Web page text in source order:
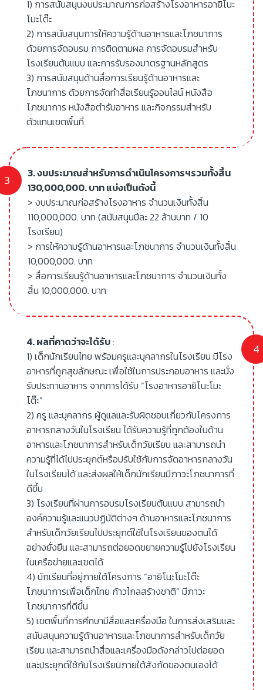
1) การสนับสนุนงบประมาณการก่อสร้างโรงอาหารอายิโนะ
โมะโต๊ะ
2) การสนับสนุนการให้ความรู้ด้านอาหารและโภชนาการ
ด้วยการจัดอบรม การติดตามผล การจัดอบรมสำหรับ
โรงเรียนต้นแบบ และการรับรองมาตรฐานหลักสูตร
3) การสนับสนุนด้านสื่อการเรียนรู้ด้านอาหารและ
โภชนาการ ด้วยการจัดทำสื่อเรียนรู้ออนไลน์ หนังสือ
โภชนาการ หนังสือตำรับอาหาร และกิจกรรมสำหรับ
ตัวแทนเขตพื้นที่
3. งบประมาณสำหรับการดำเนินโครงการฯรวมทั้งสิ้น
130,000,000. บาท แบ่งเป็นดังนี้
> งบประมาณก่อสร้างโรงอาหาร จำนวนเงินทั้งสิ้น
110,000,000. บาท (สนับสนุนปีละ 22 ล้านบาท / 10
โรงเรียน)
> การให้ความรู้ด้านอาหารและโภชนาการ จำนวนเงินทั้งสิ้น
10,000,000. บาท
> สื่อการเรียนรู้ด้านอาหารและโภชนาการ จำนวนเงินทั้ง
สิ้น 10,000,000. บาท
4. ผลที่คาดว่าจะได้รับ:
1) เด็กนักเรียนไทย พร้อมครูและบุคลากรในโรงเรียน มีโรง
อาหารที่ถูกสุขลักษณะ เพื่อใช้ในการประกอบอาหาร และนั่ง
รับประทานอาหาร จากการได้รับ “โรงอาหารอายิโนะโมะ
โต๊ะ”
2) ครู และบุคลากร ผู้ดูแลและรับผิดชอบเกี่ยวกับโครงการ
อาหารกลางวันในโรงเรียน ได้รับความรู้ที่ถูกต้องในด้าน
อาหารและโภชนาการสำหรับเด็กวัยเรียน และสามารถนำ
ความรู้ที่ได้ไปประยุกต์หรือปรับใช้กับการจัดอาหารกลางวัน
ในโรงเรียนได้ และส่งผลให้เด็กนักเรียนมีภาวะโภชนาการที่
ดีขึ้น
3) โรงเรียนที่ผ่านการอบรมโรงเรียนต้นแบบ สามารถนำ
องค์ความรู้และแนวปฏิบัติต่างๆ ด้านอาหารและโภชนาการ
สำหรับเด็กวัยเรียนไปประยุกต์ใช้ในโรงเรียนของตนได้
อย่างยั่งยืน และสามารถต่อยอดขยายความรู้ไปยังโรงเรียน
ในเครือข่ายและเขตได้
4) นักเรียนที่อยู่ภายใต้โครงการ “อายิโนะโมะโต๊ะ
โภชนาการเพื่อเด็กไทย ก้าวไกลสร้างชาติ” มีภาวะ
โภชนาการที่ดีขึ้น
5) เขตพื้นที่การศึกษามีสื่อและเครื่องมือ ในการส่งเสริมและ
สนับสนุนความรู้ด้านอาหารและโภชนาการสำหรับเด็กวัย
เรียน และสามารถนำสื่อและเครื่องมือดังกล่าวไปต่อยอด
และประยุกต์ใช้กับโรงเรียนภายใต้สังกัดของตนเองได้